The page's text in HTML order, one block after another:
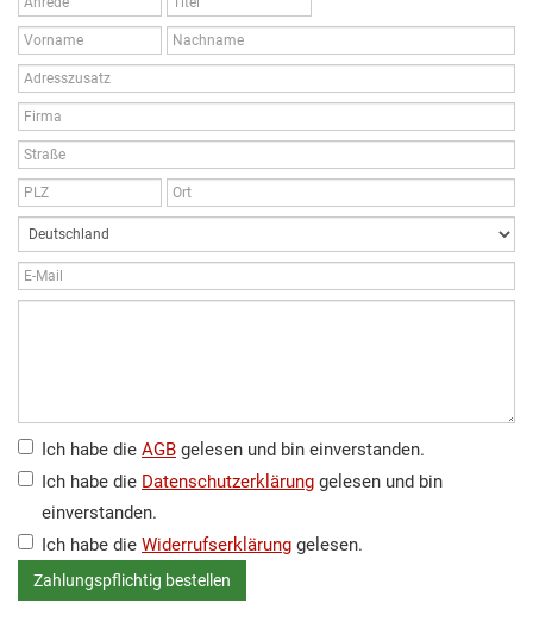
Ich habe die AGB gelesen und bin einverstanden.
Ich habe die Datenschutzerklärung gelesen und bin
einverstanden.
Ich habe die Widerrufserklärung gelesen.